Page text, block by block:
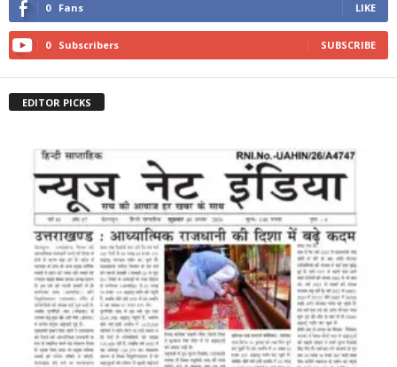
0 Fans LIKE
0 Subscribers SUBSCRIBE
EDITOR PICKS